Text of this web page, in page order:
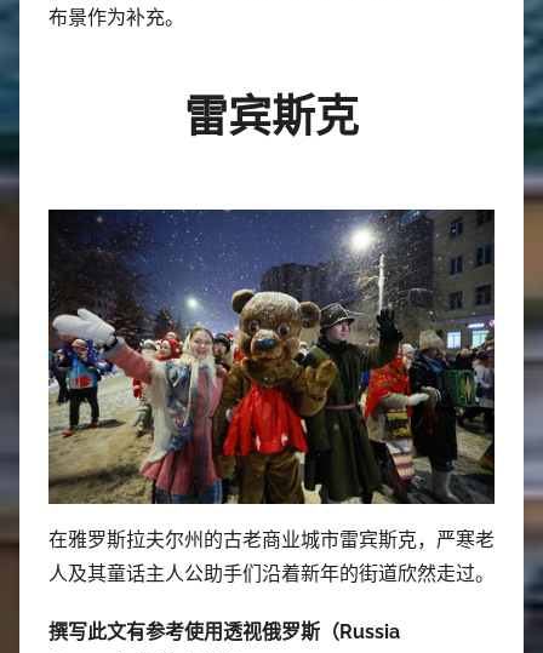
布景作为补充。
雷宾斯克
在雅罗斯拉夫尔州的古老商业城市雷宾斯克，严寒老
人及其童话主人公助手们沿着新年的街道欣然走过。
撰写此文有参考使用透视俄罗斯（Russia